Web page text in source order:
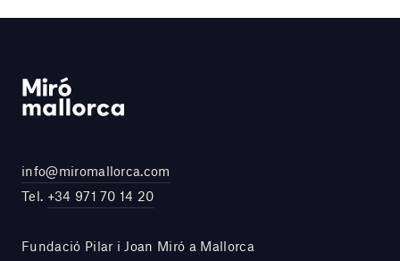
info@miromallorca.com
Tel. +34 971 70 14 20
Fundació Pilar i Joan Miró a Mallorca